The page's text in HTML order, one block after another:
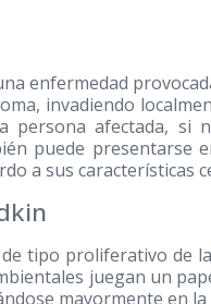
enfermedad
invadiendo
persona afectada, si
puede presentarse
a sus características
tipo proliferativo de
juegan un
mayormente en